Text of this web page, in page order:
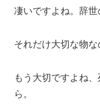
凄いですよね。辞世
それだけ大切な物な
もう大切ですよね
ら。